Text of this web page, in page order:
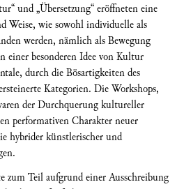
und „Übersetzung“ eröffneten eine
Weise, wie sowohl individuelle als
werden, nämlich als Bewegung
einer besonderen Idee von Kultur
durch die Bösartigkeiten des
Kategorien. Die Workshops,
der Durchquerung kultureller
performativen Charakter neuer
hybrider künstlerischer und
zum Teil aufgrund einer Ausschreibung